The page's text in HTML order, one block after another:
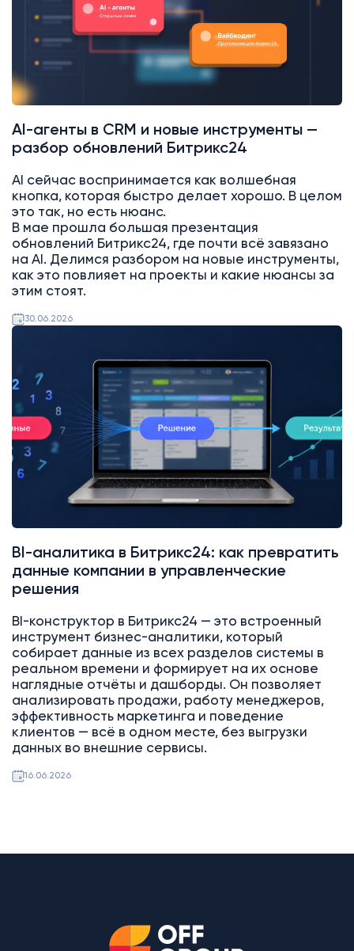
AI-агенты в CRM и новые инструменты —
разбор обновлений Битрикс24
AI сейчас воспринимается как волшебная
кнопка, которая быстро делает хорошо. В целом
это так, но есть нюанс.
В мае прошла большая презентация
обновлений Битрикс24, где почти всё завязано
на AI. Делимся разбором на новые инструменты,
как это повлияет на проекты и какие нюансы за
этим стоят.
30.06.2026
BI-аналитика в Битрикс24: как превратить
данные компании в управленческие
решения
BI-конструктор в Битрикс24 — это встроенный
инструмент бизнес-аналитики, который
собирает данные из всех разделов системы в
реальном времени и формирует на их основе
наглядные отчёты и дашборды. Он позволяет
анализировать продажи, работу менеджеров,
эффективность маркетинга и поведение
клиентов — всё в одном месте, без выгрузки
данных во внешние сервисы.
16.06.2026